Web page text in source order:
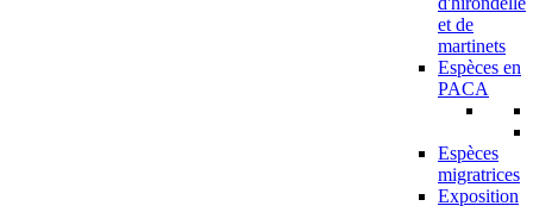
et de
martinets
Espèces en
PACA
Espèces
migratrices
Exposition